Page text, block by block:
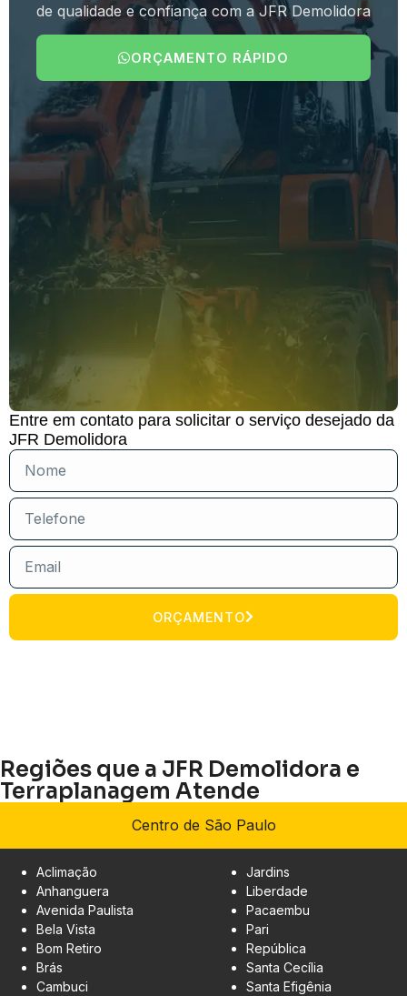
de qualidade e confiança com a JFR Demolidora
ORÇAMENTO RÁPIDO
Entre em contato para solicitar o serviço desejado da
JFR Demolidora
ORÇAMENTO
Regiões que a JFR Demolidora e
Terraplanagem Atende
Centro de São Paulo
Aclimação
Anhanguera
Avenida Paulista
Bela Vista
Bom Retiro
Brás
Cambuci
Jardins
Liberdade
Pacaembu
Pari
República
Santa Cecília
Santa Efigênia